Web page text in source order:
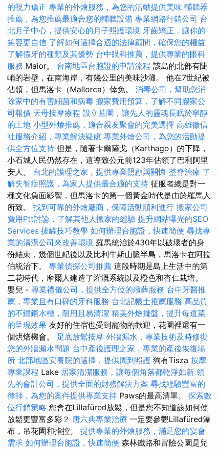
的視力矯正 專業的外燴服務，為您的活動提供美味 輔聽器
推薦，為您推薦最適合您的輔聽設備 專業網路行銷公司 台
北月子中心，提供安心的月子照護環境 牙齒矯正，讓你的
笑容更自信 了解如何選擇合適的法律顧問，確保您的權益
了解假牙的種類及其優勢 台中眼科推薦，提供專業的眼科
服務 Maior。 台南地區台胞證的申請流程 該島的北部有陡
峭的岩壁，在南海岸，有幾公里的美味沙灘。 他在7世紀被
佔領，但馬洛卡（Mallorca）倖免。 消毒公司，幫助您消
除家中的有害細菌和病毒 搬家費用預算，了解不同搬家公
司報價 天母按摩療程 設立墓園，讓先人的靈魂長眠於寧靜
的土地 小型外燴推薦，適合親友聚會的完美選擇 高雄徵信
社服務介紹，專業解決疑慮 專業外燴公司，為您的活動提
供全方位支持 但是，隨著卡爾薩戈（​​Karthago）的下降，
小石城人民仍然存在，這導致公元前123年佔領了巴利阿里
安人。 台北的護理之家，提供專業照顧與關懷 整脊治療 了
解失智症照護，為家人提供最合適的支持 征服者總是對一
種文化負面影響，但馬洛卡的第一個黃金時代是由於羅馬人
所致。 找到可靠的外燴廠商，保障活動順利進行 搬家公司
費用Ptt討論，了解其他人搬家的經驗 提升網站曝光的SEO
Services 拔罐技巧教學 如何辦理台胞證，快速簡便 尋找專
業的清潔公司來改善環境 羅馬統治於430年以破壞者的身
份結束，幾個世紀後以及比利牛斯山脈半島，馬洛卡在阿拉
伯統治下。 專業偵探公司推薦 這段時期是島上生活中的第
二花時代，摩爾人建造了灌溉系統以及橙色和杏仁栽培。
嬰兒 - 專業禮儀公司，提供全方位的殯葬服務 台中牙醫推
薦，專業且有口碑的牙科服務 台北記帳士推薦服務 高品質
的不鏽鋼水槽，耐用且易清潔 精美外燴擺盤，提升每道菜
的呈現效果 友好的住宿也受到寵物的歡迎，花園裡還有一
個烘焙機會。 足底放鬆按摩 外牆漏水，專業技術及時修復
您的外牆漏水問題 台中產後護理之家，專業的產後恢復場
所 北部地區安養院的選擇，提供周到照護 狗有Tisza 按摩
專業課程 Lake 居家清潔服務，讓每個角落都乾淨如新 領
先的會計公司，提供全面的財務解決方案 尋找經驗豐富的
律師，為您的案件提供專業支持 Paws的最高清單。 探索數
位行銷策略 您會在Lillafüred放鬆，但是您不知道該如何使
放鬆更豐富多彩？ 唐六典專業治療 一定要參觀Lillafüred瀑
布，吊花園和指控。 提供專業的外燴服務，滿足您的宴會
需求 如何辦理台胞證，快速簡便 森林鐵路和冒險公園是兒